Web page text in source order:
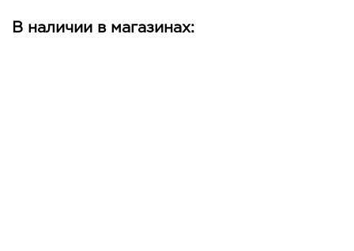
В наличии в магазинах: